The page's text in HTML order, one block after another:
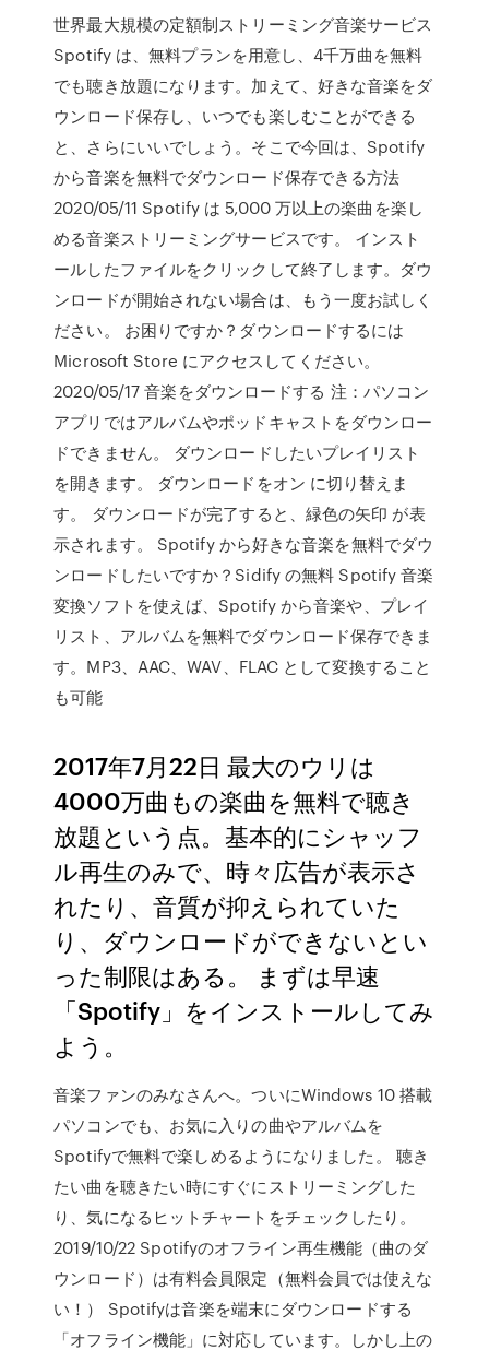
世界最大規模の定額制ストリーミング音楽サービス
Spotify は、無料プランを用意し、4千万曲を無料
でも聴き放題になります。加えて、好きな音楽をダ
ウンロード保存し、いつでも楽しむことができる
と、さらにいいでしょう。そこで今回は、Spotify
から音楽を無料でダウンロード保存できる方法
2020/05/11 Spotify は 5,000 万以上の楽曲を楽し
める音楽ストリーミングサービスです。 インスト
ールしたファイルをクリックして終了します。ダウ
ンロードが開始されない場合は、もう一度お試しく
ださい。 お困りですか？ダウンロードするには
Microsoft Store にアクセスしてください。
2020/05/17 音楽をダウンロードする 注：パソコン
アプリではアルバムやポッドキャストをダウンロー
ドできません。 ダウンロードしたいプレイリスト
を開きます。 ダウンロードをオン に切り替えま
す。 ダウンロードが完了すると、緑色の矢印 が表
示されます。 Spotify から好きな音楽を無料でダウ
ンロードしたいですか？Sidify の無料 Spotify 音楽
変換ソフトを使えば、Spotify から音楽や、プレイ
リスト、アルバムを無料でダウンロード保存できま
す。MP3、AAC、WAV、FLAC として変換すること
も可能
2017年7月22日 最大のウリは
4000万曲もの楽曲を無料で聴き
放題という点。基本的にシャッフ
ル再生のみで、時々広告が表示さ
れたり、音質が抑えられていた
り、ダウンロードができないとい
った制限はある。 まずは早速
「Spotify」をインストールしてみ
よう。
音楽ファンのみなさんへ。ついにWindows 10 搭載
パソコンでも、お気に入りの曲やアルバムを
Spotifyで無料で楽しめるようになりました。 聴き
たい曲を聴きたい時にすぐにストリーミングした
り、気になるヒットチャートをチェックしたり。
2019/10/22 Spotifyのオフライン再生機能（曲のダ
ウンロード）は有料会員限定（無料会員では使えな
い！） Spotifyは音楽を端末にダウンロードする
「オフライン機能」に対応しています。しかし上の